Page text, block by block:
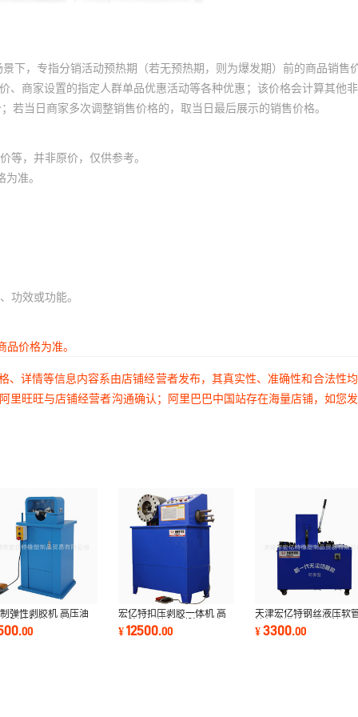
下，专指分销活动预热期（若无预热期，则为爆发期）前的商品销售
商家设置的指定人群单品优惠活动等各种优惠；该价格会计算其他
当日商家多次调整销售价格的，取当日最后展示的销售价格。
等，并非原价，仅供参考。
准。
功效或功能。
价格为准。
详情等信息内容系由店铺经营者发布，其真实性、准确性和合法性
旺旺与店铺经营者沟通确认；阿里巴巴中国站存在海量店铺，如您
弹性剥胶机 高压油
剥胶胶管扒皮机
.00
宏亿特扣压剥胶一体机 高
压胶管压管机 剥胶机一机
两用
¥12500.00
天津宏亿特钢丝液压软
管机改进第三代切管机
¥3300.00